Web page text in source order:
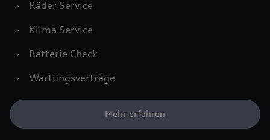
›
Räder Service
›
Klima Service
›
Batterie Check
›
Wartungsverträge
Mehr erfahren